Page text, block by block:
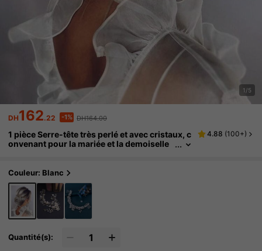
1/5
DH162.22 -1% DH164.00
1 pièce Serre-tête très perlé et avec cristaux, c
onvenant pour la mariée et la demoiselle
4.88 (100+)
Couleur: Blanc
Quantité(s):